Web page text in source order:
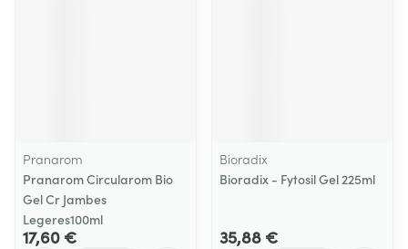
Pranarom
Pranarom Circularom Bio
Gel Cr Jambes
Legeres100ml
17,60 €
Bioradix
Bioradix - Fytosil Gel 225ml
35,88 €